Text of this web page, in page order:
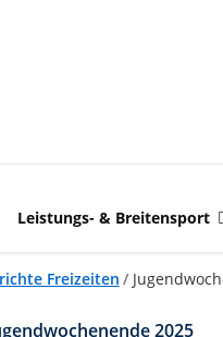
Leistungs- & Breitensport
Freizeiten /